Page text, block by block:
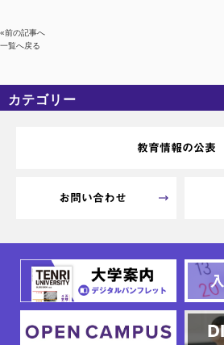
«前の記事へ
一覧へ戻る
カテゴリー
教育情報の公表
お問い合わせ